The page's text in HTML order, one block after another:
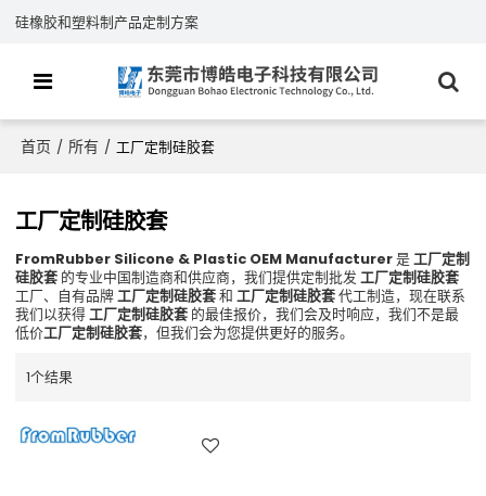
硅橡胶和塑料制产品定制方案
首页 / 所有 / 工厂定制硅胶套
工厂定制硅胶套
FromRubber Silicone & Plastic OEM Manufacturer是工厂定制
硅胶套 的专业中国制造商和供应商，我们提供定制批发工厂定制硅胶套
工厂、自有品牌工厂定制硅胶套和工厂定制硅胶套代工制造，现在联系
我们以获得工厂定制硅胶套 的最佳报价，我们会及时响应，我们不是最
低价工厂定制硅胶套，但我们会为您提供更好的服务。
1个结果